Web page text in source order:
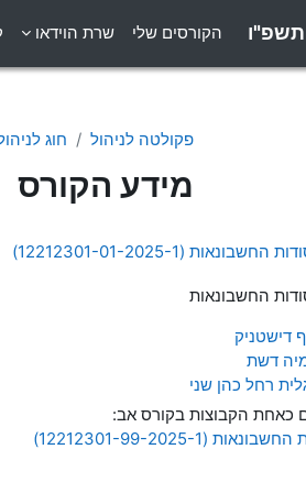
תשפ"ו הקורסים שלי שרת הוידאו
פקולטה לניהול חוג
מידע הקורס
דישטניק
דשת
רחל כהן שני
כאחת הקבוצות בקורס אב: